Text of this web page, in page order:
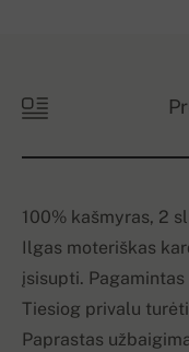
100% kašmyras, 2
Ilgas moteriškas
įsisupti.
Tiesiog privalu
Paprastas